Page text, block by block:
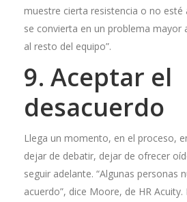
muestre cierta resistencia o no esté
se convierta en un problema mayor
al resto del equipo”.
9. Aceptar el
desacuerdo
Llega un momento, en el proceso,
dejar de debatir, dejar de ofrecer
seguir adelante. “Algunas personas
acuerdo”, dice Moore, de HR